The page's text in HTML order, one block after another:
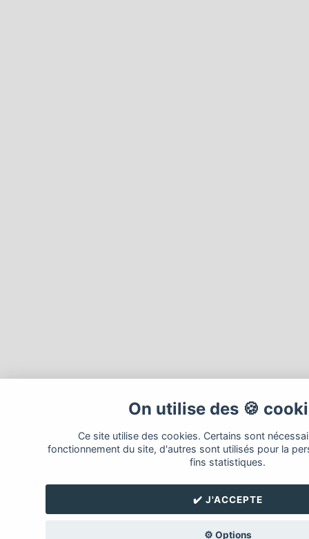
On utilise des 🍪
Ce site utilise des cookies. Certains sont
fonctionnement du site, d'autres sont utilisés pour la
fins statistiques.
✔️ J'ACCEPTE
⚙️ Options